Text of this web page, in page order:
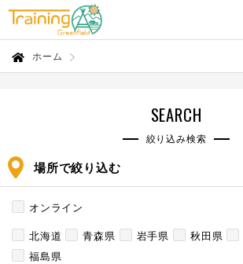
ホーム
SEARCH
絞り込み検索
場所で絞り込む
オンライン
北海道
青森県 岩手県 秋田県
福島県